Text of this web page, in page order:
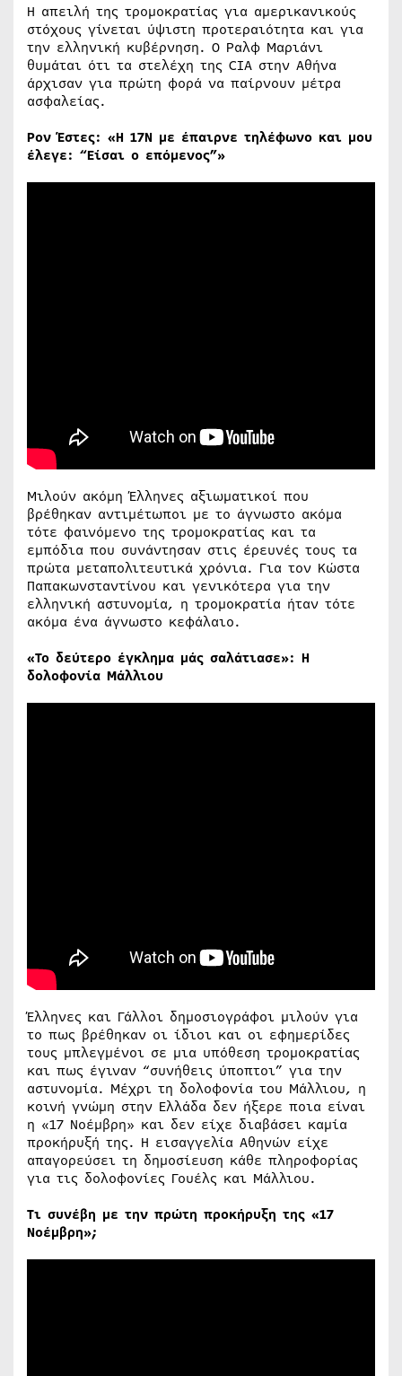
Η απειλή της τρομοκρατίας για αμερικανικούς
στόχους γίνεται ύψιστη προτεραιότητα και για
την ελληνική κυβέρνηση. Ο Ραλφ Μαριάνι
θυμάται ότι τα στελέχη της CIA στην Αθήνα
άρχισαν για πρώτη φορά να παίρνουν μέτρα
ασφαλείας.
Ρον Έστες: «Η 17Ν με έπαιρνε τηλέφωνο και μου
έλεγε: “Είσαι ο επόμενος”»
Μιλούν ακόμη Έλληνες αξιωματικοί που
βρέθηκαν αντιμέτωποι με το άγνωστο ακόμα
τότε φαινόμενο της τρομοκρατίας και τα
εμπόδια που συνάντησαν στις έρευνές τους τα
πρώτα μεταπολιτευτικά χρόνια. Για τον Κώστα
Παπακωνσταντίνου και γενικότερα για την
ελληνική αστυνομία, η τρομοκρατία ήταν τότε
ακόμα ένα άγνωστο κεφάλαιο.
«Το δεύτερο έγκλημα μάς σαλάτιασε»: Η
δολοφονία Μάλλιου
Έλληνες και Γάλλοι δημοσιογράφοι μιλούν για
το πως βρέθηκαν οι ίδιοι και οι εφημερίδες
τους μπλεγμένοι σε μια υπόθεση τρομοκρατίας
και πως έγιναν “συνήθεις ύποπτοι” για την
αστυνομία. Μέχρι τη δολοφονία του Μάλλιου, η
κοινή γνώμη στην Ελλάδα δεν ήξερε ποια είναι
η «17 Νοέμβρη» και δεν είχε διαβάσει καμία
προκήρυξή της. Η εισαγγελία Αθηνών είχε
απαγορεύσει τη δημοσίευση κάθε πληροφορίας
για τις δολοφονίες Γουέλς και Μάλλιου.
Τι συνέβη με την πρώτη προκήρυξη της «17
Νοέμβρη»;